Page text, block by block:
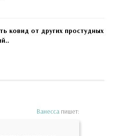
ковид от других простудных
Ванесса пишет: